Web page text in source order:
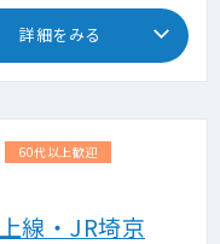
詳細をみる
60代以上歓迎
線・JR埼京